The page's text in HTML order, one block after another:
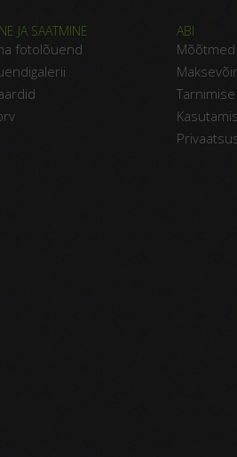
JA SAATMINE
fotolõuend
ABI